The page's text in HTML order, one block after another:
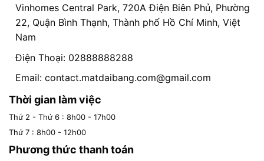
Vinhomes Central Park, 720A Điện Biên Phủ, Phường
22, Quận Bình Thạnh, Thành phố Hồ Chí Minh, Việt
Nam
Điện Thoại: 02888888288
Email: contact.matdaibang.com@gmail.com
Thời gian làm việc
Thứ 2 - Thứ 6 : 8h00 - 17h00
Thứ 7 : 8h00 - 12h00
Phương thức thanh toán